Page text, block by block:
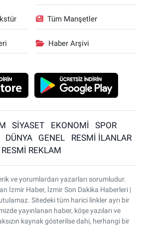
Tüm Manşetler
Haber Arşivi
SİYASET EKONOMİ
SPOR
DÜNYA GENEL
RESMİ İLANLAR
RESMİ REKLAM
ve yorumlardan yazarları sorumludur.
İzmir Haber, İzmir Son Dakika Haberleri |
Sitedeki tüm harici linkler ayrı bir
yayınlanan haber, köşe yazıları ve
kaynak gösterilse dahi, herhangi bir